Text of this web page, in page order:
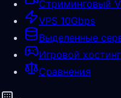
Стриминговый
VPS 10Gbps
Выделенные
Игровой хостинг
Сравнения